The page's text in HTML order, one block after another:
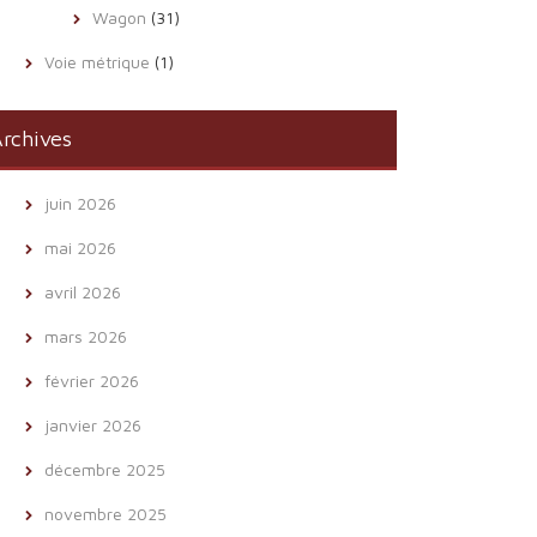
Wagon (31)
Voie métrique (1)
juin 2026
mai 2026
avril 2026
mars 2026
février 2026
janvier 2026
décembre 2025
novembre 2025